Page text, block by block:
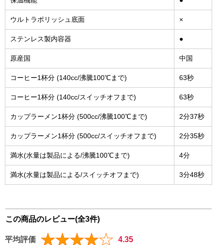
ウルトラポリッシュ底面 ×
ステンレス製内容器 ●
原産国 中国
コーヒー1杯分 (140cc/沸騰100℃まで) 63秒
コーヒー1杯分 (140cc/スイッチオフまで) 63秒
カップラーメン1杯分 (500cc/沸騰100℃まで) 2分37秒
カップラーメン1杯分 (500cc/スイッチオフまで) 2分35秒
満水(水量は製品による/沸騰100℃まで) 4分
満水(水量は製品による/スイッチオフまで) 3分48秒
この商品のレビュー(全3件)
平均評価 4.35